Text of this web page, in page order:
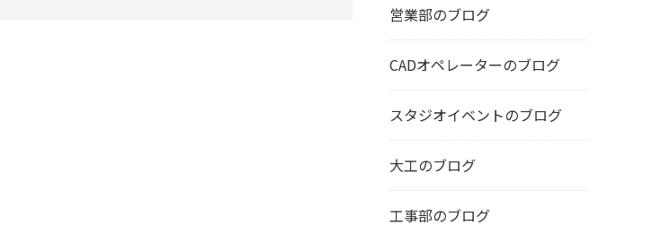
営業部のブログ
CADオペレーターのブログ
スタジオイベントのブログ
大工のブログ
工事部のブログ